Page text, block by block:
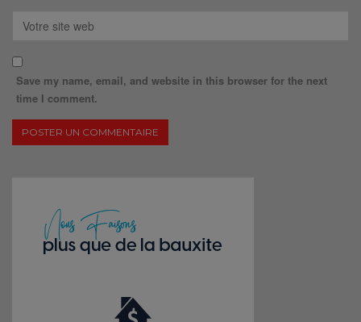
Save my name, email, and website in this browser for the next
time I comment.